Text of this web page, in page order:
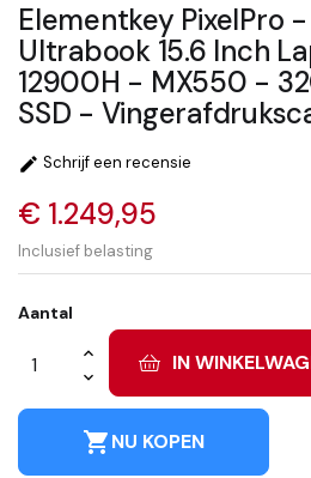
Elementkey PixelPro
Ultrabook 15.6 Inch
12900H - MX550 -
SSD -
 Schrijf een recensie
€ 1.249,95
Inclusief belasting
Aantal
IN
shopping_cartNU KOPEN